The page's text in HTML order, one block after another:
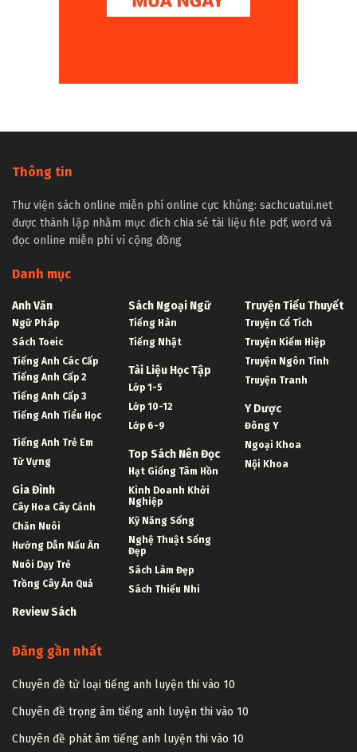
Thông tin
Thư viện sách online miễn phí online cực khủng: sachcuatui.net
được thành lập nhằm mục đích chia sẻ tài liệu file pdf, word và
đọc online miễn phí vì cộng đồng
Danh mục
Anh Văn
Ngữ Pháp
Sách Toeic
Tiếng Anh Các Cấp
Tiếng Anh Cấp 2
Tiếng Anh Cấp 3
Tiếng Anh Tiểu Học
Tiếng Anh Trẻ Em
Từ Vựng
Gia Đình
Cây Hoa Cây Cảnh
Chăn Nuôi
Hướng Dẫn Nấu Ăn
Nuôi Dạy Trẻ
Trồng Cây Ăn Quả
Review Sách
Sách Ngoại Ngữ
Tiếng Hàn
Tiếng Nhật
Tài Liệu Học Tập
Lớp 1-5
Lớp 10-12
Lớp 6-9
Top Sách Nên Đọc
Hạt Giống Tâm Hồn
Kinh Doanh Khởi
Nghiệp
Kỹ Năng Sống
Nghệ Thuật Sống
Đẹp
Sách Làm Đẹp
Sách Thiếu Nhi
Truyện Tiểu Thuyết
Truyện Cổ Tích
Truyện Kiếm Hiệp
Truyện Ngôn Tình
Truyện Tranh
Y Dược
Đông Y
Ngoại Khoa
Nội Khoa
Đăng gần nhất
Chuyên đề từ loại tiếng anh luyện thi vào 10
Chuyên đề trọng âm tiếng anh luyện thi vào 10
Chuyên đề phát âm tiếng anh luyện thi vào 10